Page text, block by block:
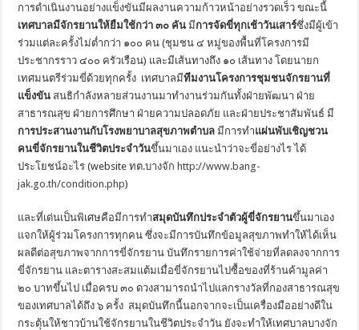
การดำเนินงานอย่างแข็งขันมีผลงานความก้าวหน้าอย่างรวดเร็ว ขณะนี้
เทศบาลมีจักรยานให้ยืมใช้กว่า ๓๐ คัน มีการจัดขี่ทุกเช้าวันเสาร์ซึ่งมีผู้เข้า
ร่วมแต่ละครั้งไม่ต่ำกว่า ๑๐๐ คน (ชุมชน ๔ หมู่ของพื้นที่โครงการมี
ประชากรราว ๔๐๐ ครัวเรือน) และมีเส้นทางถึง ๑๐ เส้นทาง โดยนายก
เทศมนตรีร่วมขี่ด้วยทุกครั้ง เทศบาลมีทีมงานโครงการชุมชนจักรยานที่
แข็งขัน สนธิกำลังหลายส่วนงานมาทำงานร่วมกันทั้งฝ่ายพัฒนา ฝ่าย
สาธารณสุข ฝ่ายการศึกษา ฝ่ายความปลอดภัย และฝ่ายประชาสัมพันธ์ มี
การประสานงานกับโรงพยาบาลสุขภาพตำบล มีการทำแผ่นพับเชิญชวน
คนขี่จักรยานในชีวิตประจำวันขึ้นมาเอง แนะนำว่าจะขี่อย่างไร ได้
ประโยชน์อะไร (website ทต.บางจัก http://www.bang-
jak.go.th/condition.php)
และที่เด่นเป็นพิเศษคือมีการทำสมุดบันทึกประจำตัวผู้ขี่จักรยานขึ้นมาเอง
แจกให้ผู้ร่วมโครงการทุกคน ซึ่งจะมีการบันทึกข้อมูลสุขภาพทำให้ได้เห็น
ผลดีต่อสุขภาพจากการขี่จักรยาน บันทึกรายการค่าใช้จ่ายที่ลดลงจากการ
ขี่จักรยาน และตารางสะสมแต้มเมื่อขี่จักรยานไปซื้อของที่ร้านค้ามูลค่า
๒๐ บาทขึ้นไป เมื่อครบ ๓๐ ดวงสามารถนำไปแลกรางวัลที่กองสาธารณสุข
ของเทศบาลได้ถึง ๖ ครั้ง สมุดบันทึกนี้นอกจากจะเป็นเครื่องมืออย่างดีใน
กระตุ้นให้ชาวบ้านใช้จักรยานในชีวิตประจำวัน ยังจะทำให้เทศบาลบางจัก